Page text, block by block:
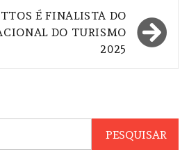
É FINALISTA DO
DO TURISMO
2025